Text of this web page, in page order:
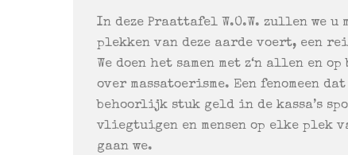
In deze Praattafel W.O.W. zullen we u
plekken van deze aarde voert, een
We doen het samen met z‘n allen en
over massatoerisme. Een fenomeen
behoorlijk stuk geld in de kassa’s
vliegtuigen en mensen op elke plek
gaan we.